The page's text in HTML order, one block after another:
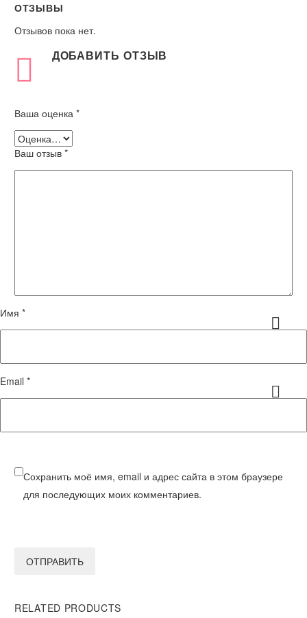
ОТЗЫВЫ
Отзывов пока нет.
ДОБАВИТЬ ОТЗЫВ
Ваша оценка *
Ваш отзыв *
Имя *
Email *
Сохранить моё имя, email и адрес сайта в этом браузере
для последующих моих комментариев.
ОТПРАВИТЬ
RELATED PRODUCTS